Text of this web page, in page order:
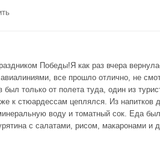
Победы!Я как раз вчера
все прошло отлично, не
был только от полета туда, один из
к стюардессам цеплялся. Из напитков
воду и томатный сок. Еда
с салатами, рисом, макаронами и